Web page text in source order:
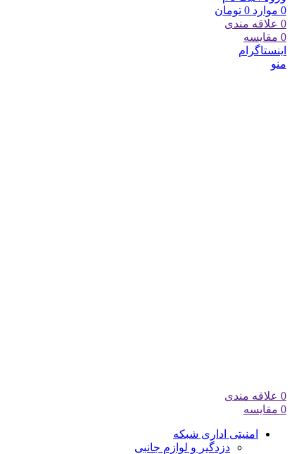
0 موارد 0 تومان
0 علاقه مندی
0 مقایسه
اینستاگرام
منو
0 علاقه مندی
0 مقایسه
امنیتی اداری شبکه
دزدگیر و لوازم جانبی